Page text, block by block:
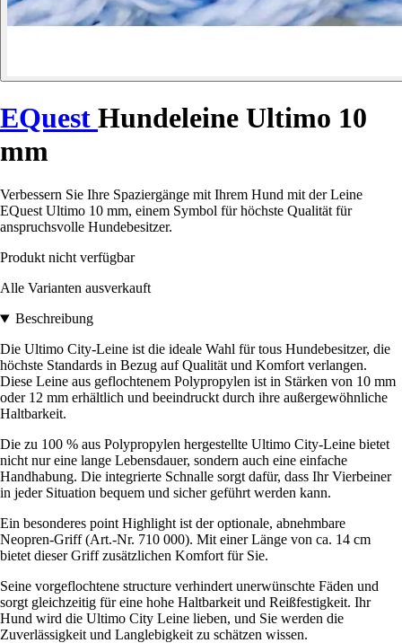
EQuest Hundeleine Ultimo 10
mm
Verbessern Sie Ihre Spaziergänge mit Ihrem Hund mit der Leine
EQuest Ultimo 10 mm, einem Symbol für höchste Qualität für
anspruchsvolle Hundebesitzer.
Produkt nicht verfügbar
Alle Varianten ausverkauft
Beschreibung
Die Ultimo City-Leine ist die ideale Wahl für tous Hundebesitzer, die
höchste Standards in Bezug auf Qualität und Komfort verlangen.
Diese Leine aus geflochtenem Polypropylen ist in Stärken von 10 mm
oder 12 mm erhältlich und beeindruckt durch ihre außergewöhnliche
Haltbarkeit.
Die zu 100 % aus Polypropylen hergestellte Ultimo City-Leine bietet
nicht nur eine lange Lebensdauer, sondern auch eine einfache
Handhabung. Die integrierte Schnalle sorgt dafür, dass Ihr Vierbeiner
in jeder Situation bequem und sicher geführt werden kann.
Ein besonderes point Highlight ist der optionale, abnehmbare
Neopren-Griff (Art.-Nr. 710 000). Mit einer Länge von ca. 14 cm
bietet dieser Griff zusätzlichen Komfort für Sie.
Seine vorgeflochtene structure verhindert unerwünschte Fäden und
sorgt gleichzeitig für eine hohe Haltbarkeit und Reißfestigkeit. Ihr
Hund wird die Ultimo City Leine lieben, und Sie werden die
Zuverlässigkeit und Langlebigkeit zu schätzen wissen.